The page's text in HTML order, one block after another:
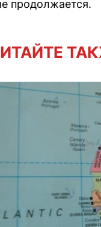
продолжается.